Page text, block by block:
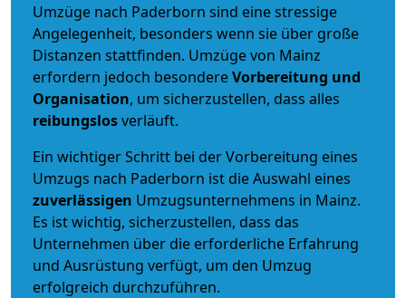
Umzüge nach Paderborn sind eine stressige
Angelegenheit, besonders wenn sie über große
Distanzen stattfinden. Umzüge von Mainz
erfordern jedoch besondereVorbereitung und
Organisation, um sicherzustellen, dass alles
reibungslosverläuft.
Ein wichtiger Schritt bei der Vorbereitung eines
Umzugs nach Paderborn ist die Auswahl eines
zuverlässigen Umzugsunternehmens in Mainz.
Es ist wichtig, sicherzustellen, dass das
Unternehmen über die erforderliche Erfahrung
und Ausrüstung verfügt, um den Umzug
erfolgreich durchzuführen.